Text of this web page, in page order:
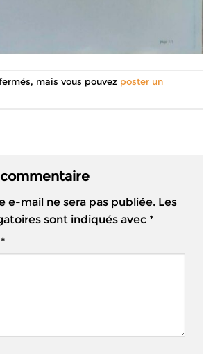
mais vous pouvez poster un
e-mail ne sera pas publiée. Les
sont indiqués avec *
*